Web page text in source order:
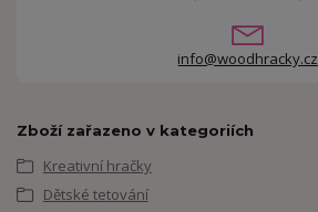
info@woodhracky.cz
Zboží zařazeno v kategoriích
Kreativní hračky
Dětské tetování